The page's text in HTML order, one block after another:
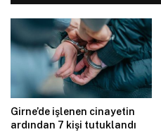
Girne’de işlenen cinayetin
ardından 7 kişi tutuklandı